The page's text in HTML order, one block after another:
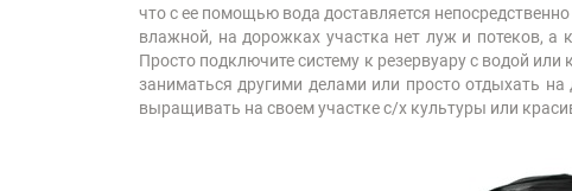
что с ее помощью вода доставляется
влажной, на дорожках участка нет луж и потеков, а
Просто подключите систему к резервуару с водой
заниматься другими делами или просто отдыхать
выращивать на своем участке с/х культуры или